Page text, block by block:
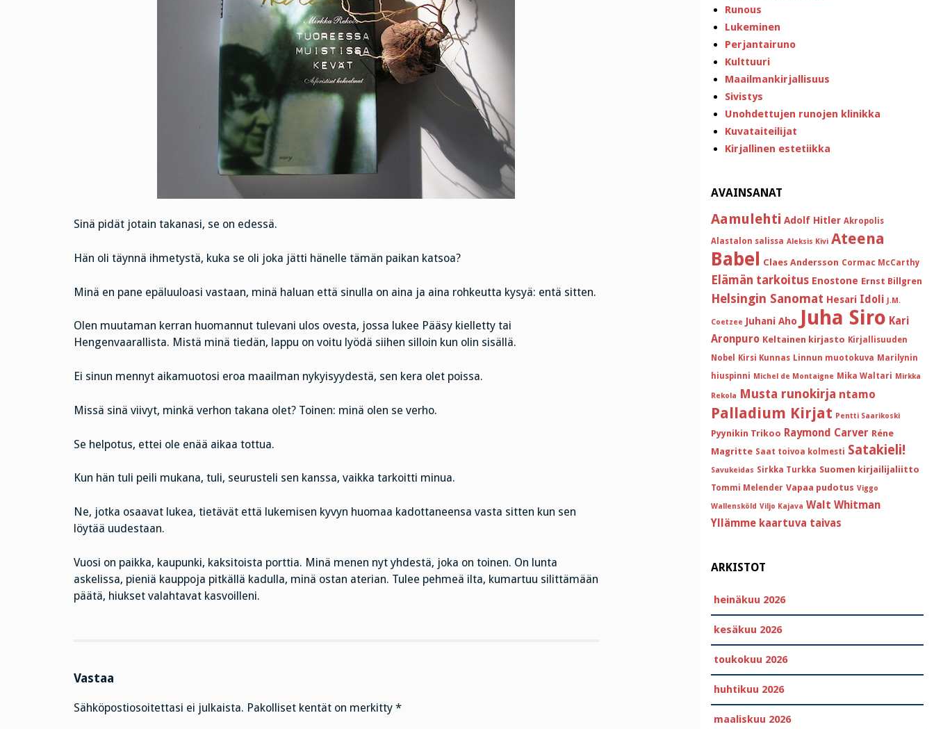
Sinä pidät jotain takanasi, se on edessä.
Hän oli täynnä ihmetystä, kuka se oli joka jätti hänelle tämän paikan katsoa?
Minä en pane epäluuloasi vastaan, minä haluan että sinulla on aina ja aina rohkeutta kysyä: entä sitten.
Olen muutaman kerran huomannut tulevani ulos ovesta, jossa lukee Pääsy kielletty tai
Hengenvaarallista. Mistä minä tiedän, lappu on voitu lyödä siihen silloin kun olin sisällä.
Ei sinun mennyt aikamuotosi eroa maailman nykyisyydestä, sen kera olet poissa.
Missä sinä viivyt, minkä verhon takana olet? Toinen: minä olen se verho.
Se helpotus, ettei ole enää aikaa tottua.
Kun hän tuli peili mukana, tuli, seurusteli sen kanssa, vaikka tarkoitti minua.
Ne, jotka osaavat lukea, tietävät että lukemisen kyvyn huomaa kadottaneensa vasta sitten kun sen
löytää uudestaan.
Vuosi on paikka, kaupunki, kaksitoista porttia. Minä menen nyt yhdestä, joka on toinen. On lunta
askelissa, pieniä kauppoja pitkällä kadulla, minä ostan aterian. Tulee pehmeä ilta, kumartuu silittämään
päätä, hiukset valahtavat kasvoilleni.
Vastaa
Sähköpostiosoitettasi ei julkaista. Pakolliset kentät on merkitty *
Runous
Lukeminen
Perjantairuno
Kulttuuri
Maailmankirjallisuus
Sivistys
Unohdettujen runojen klinikka
Kuvataiteilijat
Kirjallinen estetiikka
AVAINSANAT
Aamulehti Adolf Hitler Akropolis
Alastalon salissa Aleksis Kivi Ateena
Babel Claes Andersson Cormac McCarthy
Elämän tarkoitus Enostone Ernst Billgren
Helsingin Sanomat Hesari Idoli J.M.
Coetzee Juhani Aho Juha Siro Kari
Aronpuro Keltainen kirjasto Kirjallisuuden
Nobel
Kirsi Kunnas Linnun muotokuva Marilynin
hiuspinni Michel de Montaigne Mika Waltari Mirkka
Rekola Musta runokirja ntamo
Palladium Kirjat Pentti Saarikoski
Pyynikin Trikoo Raymond Carver Réne
Magritte Saat toivoa kolmesti Satakieli!
Savukeidas Sirkka Turkka Suomen kirjailijaliitto
Tommi Melender Vapaa pudotus Viggo
Wallensköld Viljo Kajava Walt Whitman
Yllämme kaartuva taivas
ARKISTOT
heinäkuu 2026
kesäkuu 2026
toukokuu 2026
huhtikuu 2026
maaliskuu 2026